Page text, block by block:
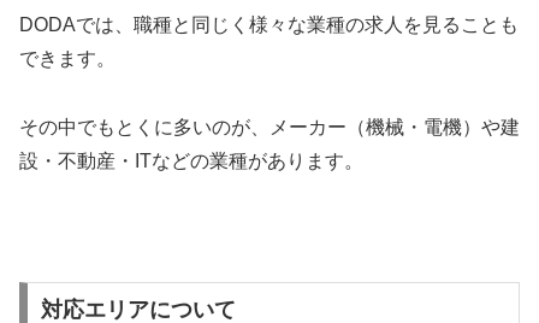
DODAでは、職種と同じく様々な業種の求人を見ることも
できます。
その中でもとくに多いのが、メーカー（機械・電機）や建
設・不動産・ITなどの業種があります。
対応エリアについて